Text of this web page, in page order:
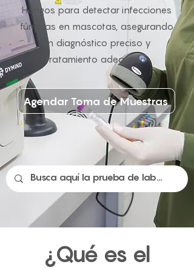
Hongos para detectar infecciones
fúngicas en mascotas, asegurando
un diagnóstico preciso y
tratamiento adecuado.
Agendar Toma de Muestras
¿Qué es el